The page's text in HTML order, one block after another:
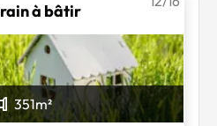
à bâtir
351m²